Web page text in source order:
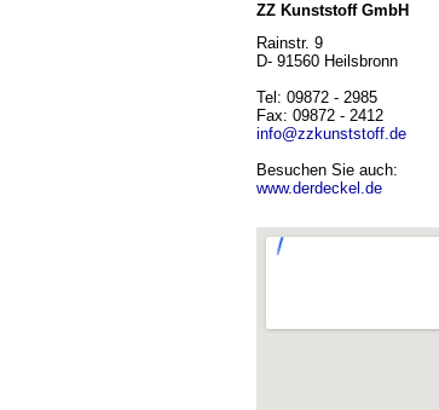
ZZ Kunststoff GmbH
Rainstr. 9
D- 91560 Heilsbronn
Tel: 09872 - 2985
Fax: 09872 - 2412
info@zzkunststoff.de
Besuchen Sie auch:
www.derdeckel.de